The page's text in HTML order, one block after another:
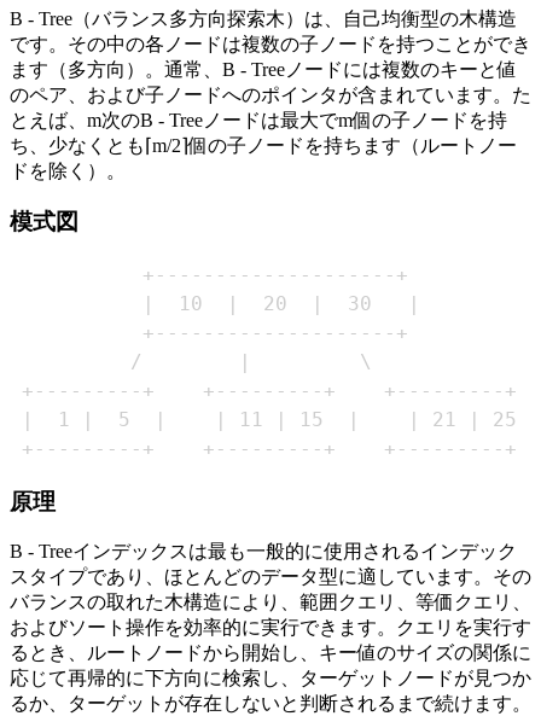
B - Tree（バランス多方向探索木）は、自己均衡型の木構造
です。その中の各ノードは複数の子ノードを持つことができ
ます（多方向）。通常、B - Treeノードには複数のキーと値
のペア、および子ノードへのポインタが含まれています。た
とえば、m次のB - Treeノードは最大でm個の子ノードを持
ち、少なくとも⌈m/2⌉個の子ノードを持ちます（ルートノー
ドを除く）。
模式図
+---------+    +---------+    +---------+
原理
B - Treeインデックスは最も一般的に使用されるインデック
スタイプであり、ほとんどのデータ型に適しています。その
バランスの取れた木構造により、範囲クエリ、等価クエリ、
およびソート操作を効率的に実行できます。クエリを実行す
るとき、ルートノードから開始し、キー値のサイズの関係に
応じて再帰的に下方向に検索し、ターゲットノードが見つか
るか、ターゲットが存在しないと判断されるまで続けます。